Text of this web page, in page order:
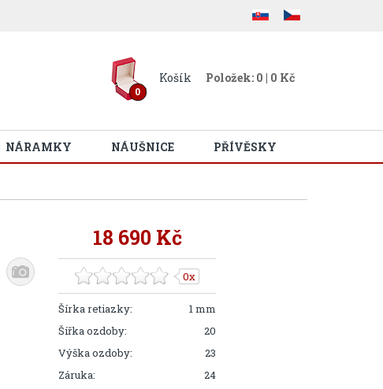
0
Košík Položek: 0 | 0 Kč
NÁRAMKY NÁUŠNICE PŘÍVĚSKY
18 690 Kč
0x
Šírka retiazky:
1 mm
Šířka ozdoby:
20
Výška ozdoby:
23
Záruka:
24